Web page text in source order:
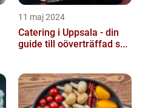
11 maj 2024
Catering i Uppsala - din
guide till oöverträffad s...